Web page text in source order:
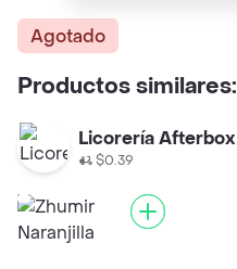
Agotado
Productos similares:
Licorería Afterbox
$0.39